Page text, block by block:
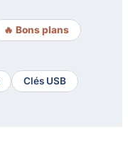
🔥 Bons plans
Clés USB